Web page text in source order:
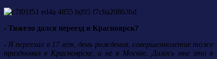
- Тяжело дался переезд в Красноярск?
- Я переехал в 17 лет, день рождения, совершеннолетие тоже
праздновал в Красноярске, а не в Москве. Далось мне это в